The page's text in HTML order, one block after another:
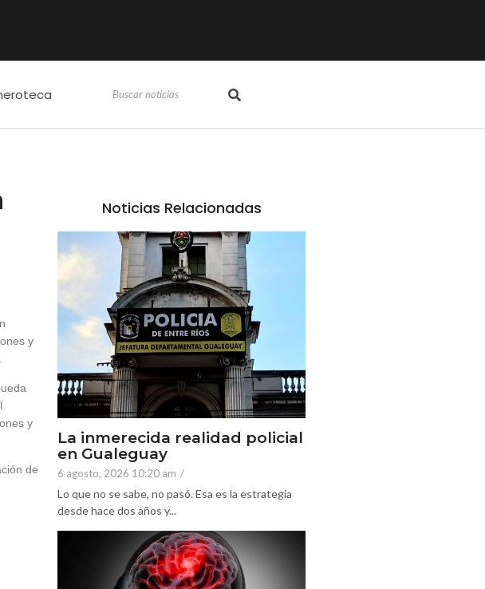
y
y
de
Noticias Relacionadas
La inmerecida realidad policial
en Gualeguay
6 agosto, 2026 10:20 am /
Lo que no se sabe, no pasó. Esa es la estrategia
desde hace dos años y...